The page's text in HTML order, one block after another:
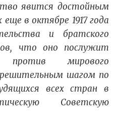
явится достойным
в октябре 1917 года
и братского
что оно послужит
мирового
шагом по
всех стран в
Советскую